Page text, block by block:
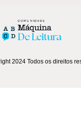
2024 Todos os direitos